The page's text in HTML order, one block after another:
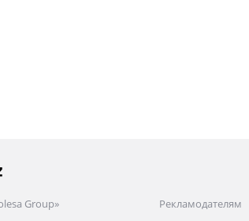
Group» Рекламодателям